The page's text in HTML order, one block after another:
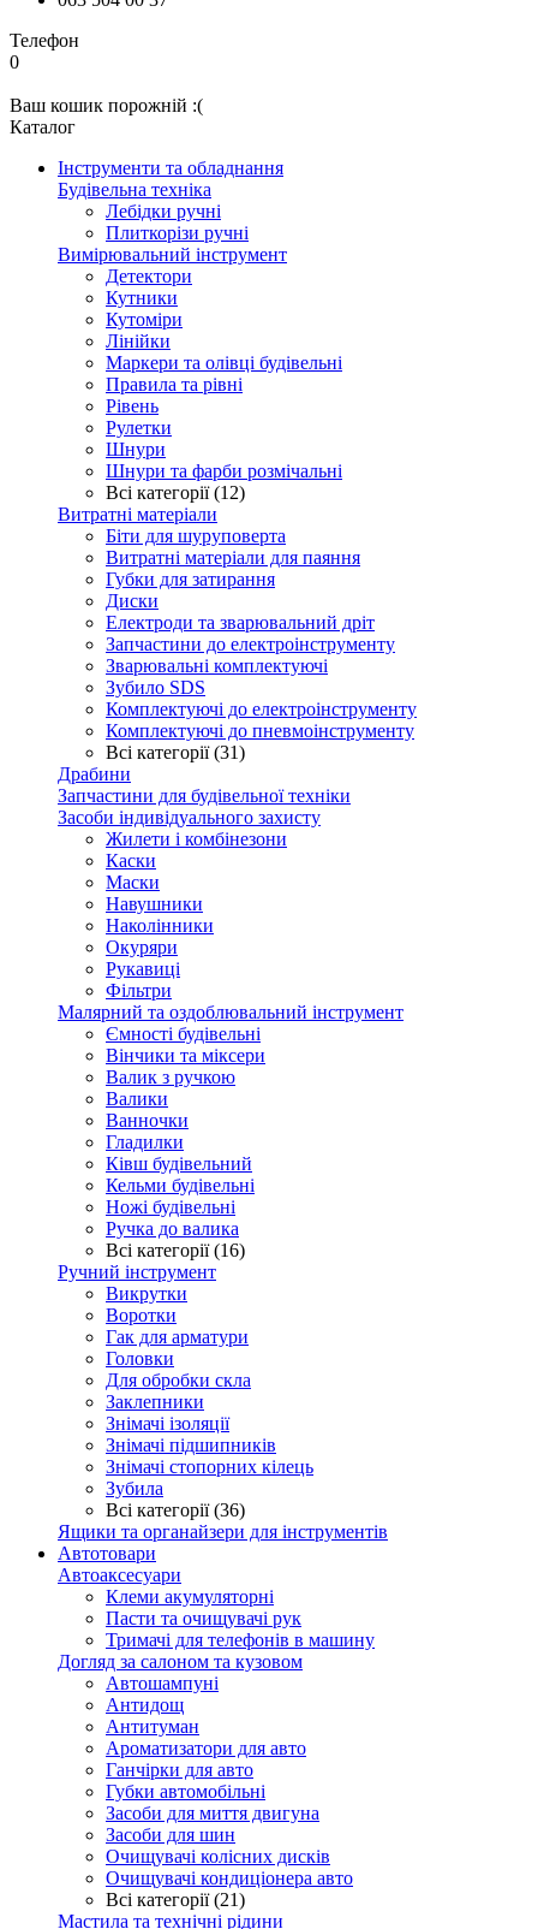
Телефон
0
Ваш кошик порожній :(
Каталог
Інструменти та обладнання
Будівельна техніка
Лебідки ручні
Плиткорізи ручні
Вимірювальний інструмент
Детектори
Кутники
Кутоміри
Лінійки
Маркери та олівці будівельні
Правила та рівні
Рівень
Рулетки
Шнури
Шнури та фарби розмічальні
Всі категорії (12)
Витратні матеріали
Біти для шуруповерта
Витратні матеріали для паяння
Губки для затирання
Диски
Електроди та зварювальний дріт
Запчастини до електроінструменту
Зварювальні комплектуючі
Зубило SDS
Комплектуючі до електроінструменту
Комплектуючі до пневмоінструменту
Всі категорії (31)
Драбини
Запчастини для будівельної техніки
Засоби індивідуального захисту
Жилети і комбінезони
Каски
Маски
Навушники
Наколінники
Окуряри
Рукавиці
Фільтри
Малярний та оздоблювальний інструмент
Ємності будівельні
Вінчики та міксери
Валик з ручкою
Валики
Ванночки
Гладилки
Ківш будівельний
Кельми будівельні
Ножі будівельні
Ручка до валика
Всі категорії (16)
Ручний інструмент
Викрутки
Воротки
Гак для арматури
Головки
Для обробки скла
Заклепники
Знімачі ізоляції
Знімачі підшипників
Знімачі стопорних кілець
Зубила
Всі категорії (36)
Ящики та органайзери для інструментів
Автотовари
Автоаксесуари
Клеми акумуляторні
Пасти та очищувачі рук
Тримачі для телефонів в машину
Догляд за салоном та кузовом
Автошампуні
Антидощ
Антитуман
Ароматизатори для авто
Ганчірки для авто
Губки автомобільні
Засоби для миття двигуна
Засоби для шин
Очищувачі колісних дисків
Очищувачі кондиціонера авто
Всі категорії (21)
Мастила та технічні рідини